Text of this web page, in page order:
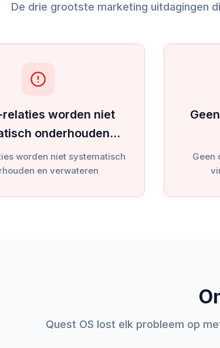
De drie grootste marketing uitdagingen
relaties worden niet
onderhouden…
worden niet systematisch
en verwateren
Geen
Quest OS lost elk probleem op